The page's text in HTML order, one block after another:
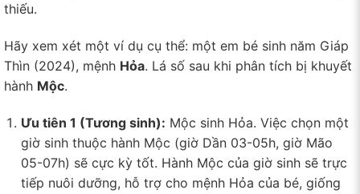
thiếu.
Hãy xem xét một ví dụ cụ thể: một em bé sinh năm Giáp
Thìn (2024), mệnh Hỏa. Lá số sau khi phân tích bị khuyết
hành Mộc.
Ưu tiên 1 (Tương sinh): Mộc sinh Hỏa. Việc chọn một
giờ sinh thuộc hành Mộc (giờ Dần 03-05h, giờ Mão
05-07h) sẽ cực kỳ tốt. Hành Mộc của giờ sinh sẽ trực
tiếp nuôi dưỡng, hỗ trợ cho mệnh Hỏa của bé, giống